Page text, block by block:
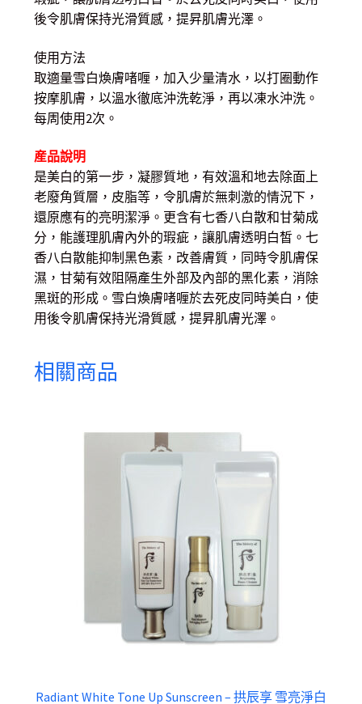
後令肌膚保持光滑質感，提昇肌膚光澤。
使用方法
取適量雪白煥膚啫喱，加入少量清水，以打圈動作
按摩肌膚，以溫水徹底沖洗乾淨，再以凍水沖洗。
每周使用2次。
産品說明
是美白的第一步，凝膠質地，有效溫和地去除面上
老廢角質層，皮脂等，令肌膚於無刺激的情況下，
還原應有的亮明潔淨。更含有七香八白散和甘菊成
分，能護理肌膚內外的瑕疵，讓肌膚透明白皙。七
香八白散能抑制黑色素，改善膚質，同時令肌膚保
濕，甘菊有效阻隔產生外部及內部的黑化素，消除
黑斑的形成。雪白煥膚啫喱於去死皮同時美白，使
用後令肌膚保持光滑質感，提昇肌膚光澤。
相關商品
Radiant White Tone Up Sunscreen – 拱辰享 雪亮淨白